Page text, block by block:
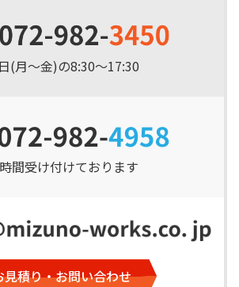
(月～金)の8:30～17:30
間受け付けております
見積り・お問い合わせ